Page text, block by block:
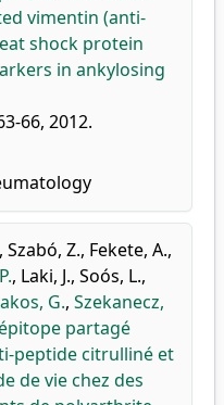
vimentin (anti-
shock protein
in ankylosing
66, 2012.
, Szabó, Z., Fekete, A.,
, Laki, J., Soós, L.,
G., Szekanecz,
partagé
peptide citrulliné et
de vie chez des